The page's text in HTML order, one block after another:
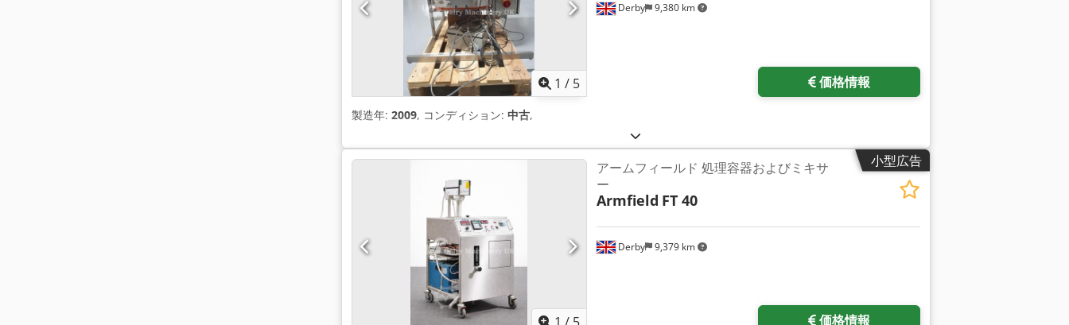
1 / 5
Derby 9,380 km
価格情報
製造年: 2009, コンディション: 中古,
小型広告
Derby 9,379 km
アームフィールド 処理容器およびミキサ
ー
Armfield FT 40
価格情報